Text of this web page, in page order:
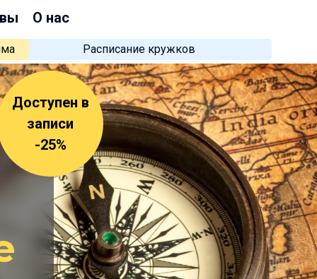
О нас
Расписание кружков
Доступен в
записи
-25%